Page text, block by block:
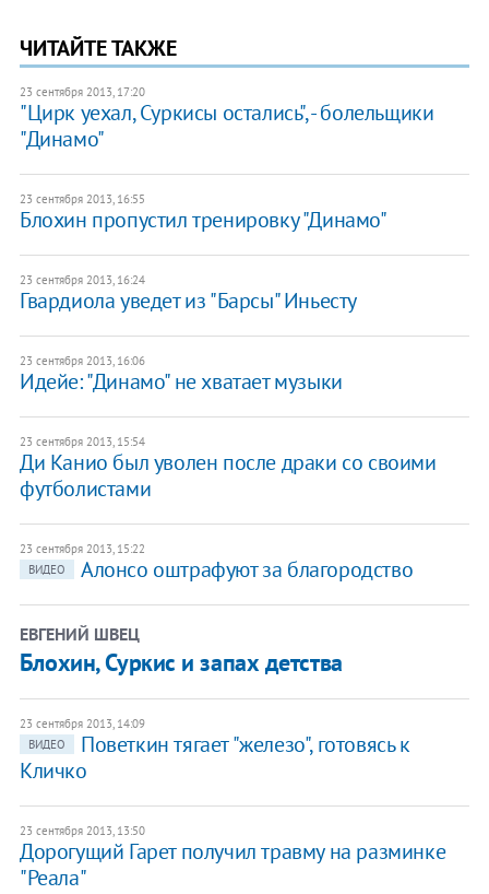
ЧИТАЙТЕ ТАКЖЕ
23 сентября 2013, 17:20
"Цирк уехал, Суркисы остались", - болельщики
"Динамо"
23 сентября 2013, 16:55
Блохин пропустил тренировку "Динамо"
23 сентября 2013, 16:24
Гвардиола уведет из "Барсы" Иньесту
23 сентября 2013, 16:06
Идейе: "Динамо" не хватает музыки
23 сентября 2013, 15:54
Ди Канио был уволен после драки со своими
футболистами
23 сентября 2013, 15:22
ВИДЕО
Алонсо оштрафуют за благородство
ЕВГЕНИЙ ШВЕЦ
Блохин, Суркис и запах детства
23 сентября 2013, 14:09
ВИДЕО
Поветкин тягает "железо", готовясь к
Кличко
23 сентября 2013, 13:50
Дорогущий Гарет получил травму на разминке
"Реала"